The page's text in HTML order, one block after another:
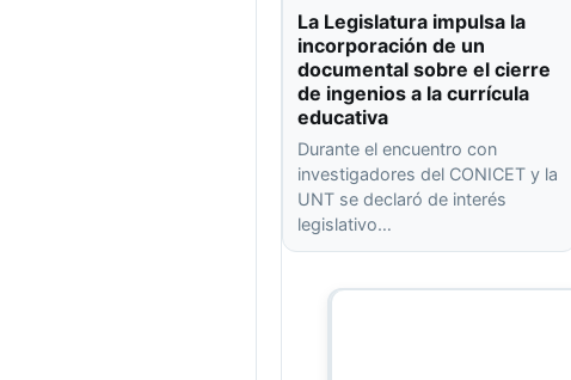
La Legislatura impulsa la
incorporación de un
documental sobre el cierre
de ingenios a la currícula
educativa
Durante el encuentro con
investigadores del CONICET y la
UNT se declaró de interés
legislativo…